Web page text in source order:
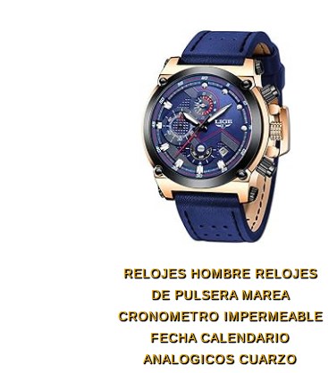
RELOJES HOMBRE RELOJES
DE PULSERA MAREA
CRONOMETRO IMPERMEABLE
FECHA CALENDARIO
ANALOGICOS CUARZO